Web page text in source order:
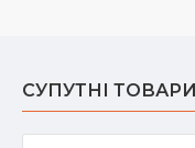
СУПУТНІ ТОВАРИ